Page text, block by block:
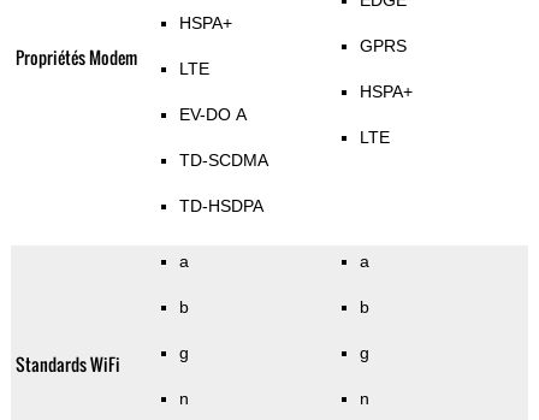
Propriétés Modem
HSPA+
LTE
EV-DO A
TD-SCDMA
TD-HSDPA
GPRS
HSPA+
LTE
Standards WiFi
a
b
g
n
a
b
g
n